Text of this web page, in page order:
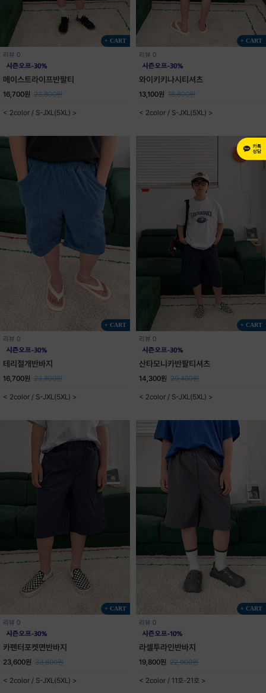
+ CART
리뷰 0
메이스트라이프반팔티
16,700원 23,800원
< 2color / S-JXL(5XL) >
+ CART
리뷰 0
와이키키나시티셔츠
13,100원 18,600원
< 2color / S-JXL(5XL) >
+ CART
리뷰 0
테리절개반바지
16,700원 23,800원
< 2color / S-JXL(5XL) >
+ CART
리뷰 0
산타모니카반팔티셔츠
14,300원 20,400원
< 2color / S-JXL(5XL) >
+ CART
리뷰 0
카펜터포켓면반바지
23,600원 33,600원
< 2color / S-JXL(5XL) >
+ CART
리뷰 0
라셀투라인반바지
19,800원 22,000원
< 2color / 11호-21호 >